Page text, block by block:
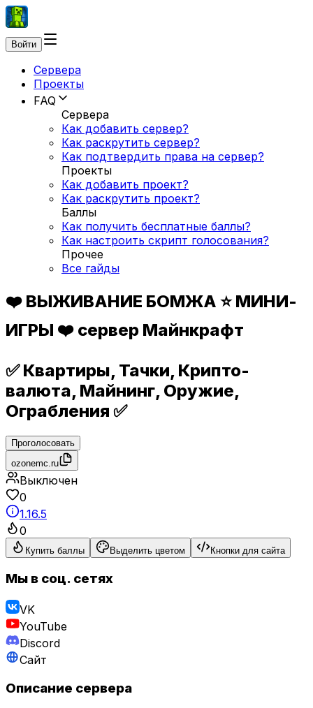
Войти
Сервера
Проекты
FAQ
Сервера
Как добавить сервер?
Как раскрутить сервер?
Как подтвердить права на сервер?
Проекты
Как добавить проект?
Как раскрутить проект?
Баллы
Как получить бесплатные баллы?
Как настроить скрипт голосования?
Прочее
Все гайды
❤️ ВЫЖИВАНИЕ БОМЖА ⭐ МИНИ-
ИГРЫ ❤️ сервер Майнкрафт
✅ Квартиры, Тачки, Крипто-
валюта, Майнинг, Оружие,
Ограбления ✅
Проголосовать
ozonemc.ru
Выключен
0
1.16.5
0
Купить баллы Выделить цветом Кнопки для сайта
Мы в соц. сетях
VK
YouTube
Discord
Сайт
Описание сервера